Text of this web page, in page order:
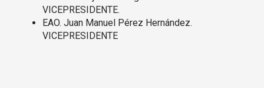
VICEPRESIDENTE.
EAO. Juan Manuel Pérez Hernández.
VICEPRESIDENTE